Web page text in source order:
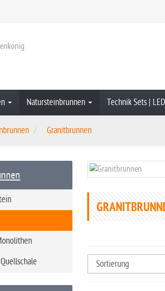
Natursteinbrunnen Technik Sets |
Granitbrunnen